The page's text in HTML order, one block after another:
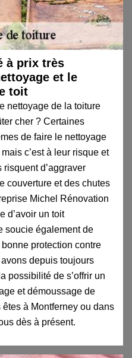
à prix très
et le
toit
nettoyage de la toiture
cher ? Certaines
de faire le nettoyage
c’est à leur risque et
d’aggraver
couverture et des chutes
Michel Rénovation
d’avoir un toit
soucie également de
protection contre
depuis toujours
possibilité de s’offrir un
et démoussage de
à Montferney ou dans
dès à présent.